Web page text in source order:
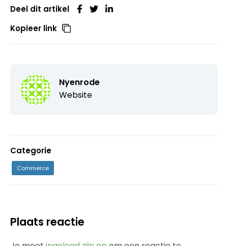
Deel dit artikel
Kopieer link
Nyenrode
Website
Categorie
Commerce
Plaats reactie